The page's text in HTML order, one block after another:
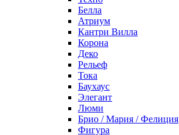
Белла
Атриум
Кантри Вилла
Корона
Деко
Рельеф
Тока
Баухаус
Элегант
Люми
Брио / Мария / Фелиция
Фигура